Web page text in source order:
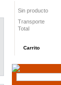
Sin producto
Transporte
Total
Carrito